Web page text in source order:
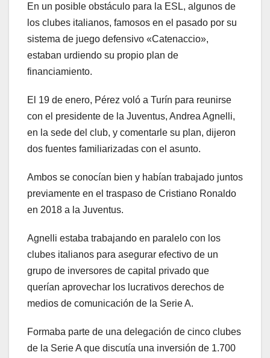
En un posible obstáculo para la ESL, algunos de
los clubes italianos, famosos en el pasado por su
sistema de juego defensivo «Catenaccio»,
estaban urdiendo su propio plan de
financiamiento.
El 19 de enero, Pérez voló a Turín para reunirse
con el presidente de la Juventus, Andrea Agnelli,
en la sede del club, y comentarle su plan, dijeron
dos fuentes familiarizadas con el asunto.
Ambos se conocían bien y habían trabajado juntos
previamente en el traspaso de Cristiano Ronaldo
en 2018 a la Juventus.
Agnelli estaba trabajando en paralelo con los
clubes italianos para asegurar efectivo de un
grupo de inversores de capital privado que
querían aprovechar los lucrativos derechos de
medios de comunicación de la Serie A.
Formaba parte de una delegación de cinco clubes
de la Serie A que discutía una inversión de 1.700